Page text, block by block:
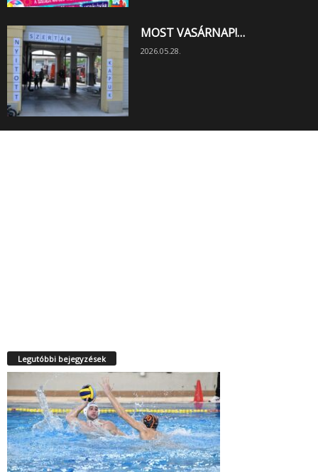
MOST VASÁRNAP!…
2026.05.28.
Legutóbbi bejegyzések